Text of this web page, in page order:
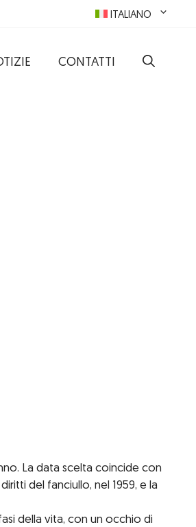
ITALIANO
CONTATTI
La data scelta coincide con
del fanciullo, nel 1959, e la
della vita, con un occhio di